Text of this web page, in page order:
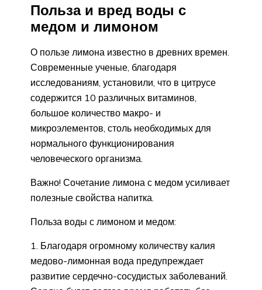
Польза и вред воды с
медом и лимоном
О пользе лимона известно в древних времен.
Современные ученые, благодаря
исследованиям, установили, что в цитрусе
содержится 10 различных витаминов,
большое количество макро- и
микроэлементов, столь необходимых для
нормального функционирования
человеческого организма.
Важно! Сочетание лимона с медом усиливает
полезные свойства напитка.
Польза воды с лимоном и медом:
Благодаря огромному количеству калия
медово-лимонная вода предупреждает
развитие сердечно-сосудистых заболеваний.